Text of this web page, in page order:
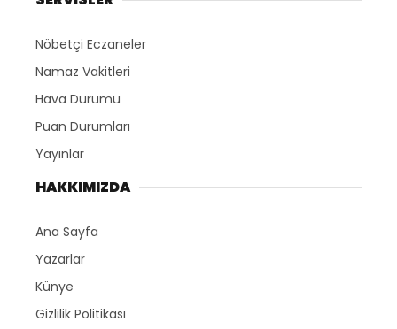
Nöbetçi Eczaneler
Namaz Vakitleri
Hava Durumu
Puan Durumları
Yayınlar
HAKKIMIZDA
Ana Sayfa
Yazarlar
Künye
Gizlilik Politikası